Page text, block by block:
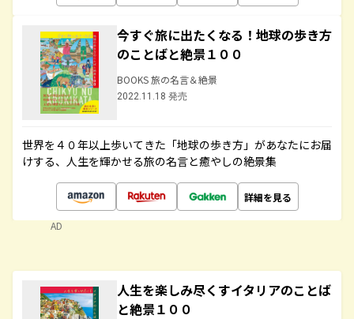
今すぐ旅に出たくなる！地球の歩き方
のことばと絶景１００
BOOKS 旅の名言＆絶景
2022.11.18 発売
世界を４０年以上歩いてきた「地球の歩き方」があなたにお届
けする、人生を輝かせる旅の名言と癒やしの絶景集
詳細を見る
AD
人生を楽しみ尽くすイタリアのことば
と絶景１００